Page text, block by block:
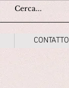
CONTATTO